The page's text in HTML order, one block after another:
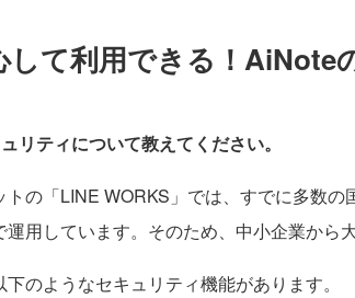
して利用できる！AiNote
リティについて教えてください。
の「LINE WORKS」では、すでに多数
運用しています。そのため、中小企業から
のようなセキュリティ機能があります。